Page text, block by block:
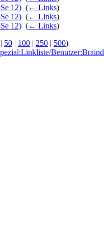
12) (← Links)
12) (← Links)
12) (← Links)
| 50 | 100 | 250 | 500)